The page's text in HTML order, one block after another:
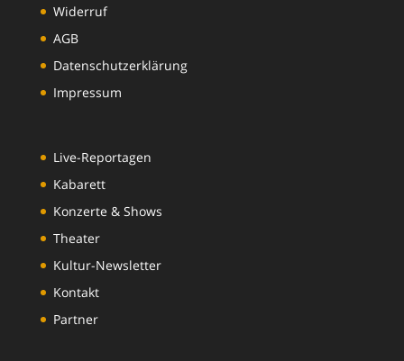
Widerruf
AGB
Datenschutzerklärung
Impressum
Live-Reportagen
Kabarett
Konzerte & Shows
Theater
Kultur-Newsletter
Kontakt
Partner